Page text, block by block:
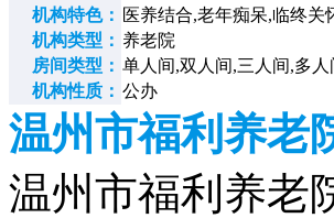
机构特色： 医养结合,老年痴呆,临终关
机构类型： 养老院
房间类型： 单人间,双人间,三人间,多人
机构性质： 公办
温州市福利养老
温州市福利养老